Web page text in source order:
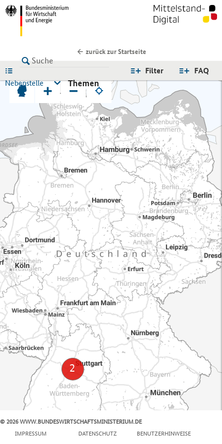
zurück zur Startseite
FAQ
Filter
Nebenstelle
Themen
+ −
© 2026 WWW.BUNDESWIRTSCHAFTSMINISTERIUM.DE
IMPRESSUM
DATENSCHUTZ BENUTZERHINWEISE